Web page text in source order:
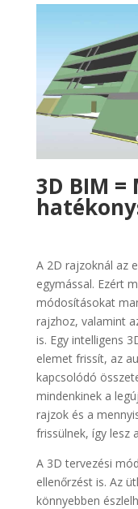
3D BIM
A 2D rajzoknál az
egymással. Ezért
módosításokat
rajzhoz, valamint
is. Egy intelligens
elemet frissít, az
kapcsolódó
mindenkinek a
rajzok és a
frissülnek, így lesz
A 3D tervezési
ellenőrzést is. Az
könnyebben